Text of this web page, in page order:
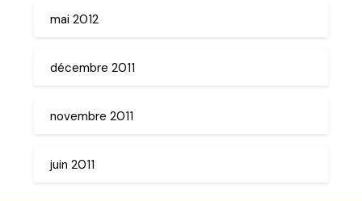
mai 2012
décembre 2011
novembre 2011
juin 2011